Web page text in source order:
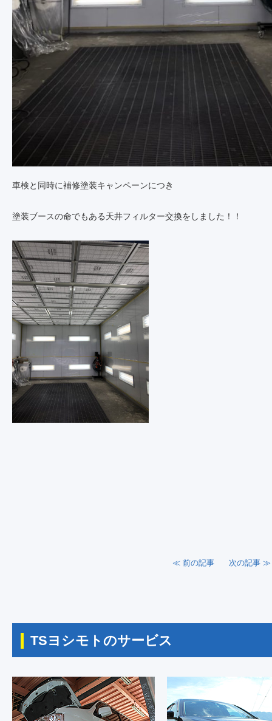
車検と同時に補修塗装キャンペーンにつき
塗装ブースの命でもある天井フィルター交換をしました！！
≪ 前の記事 次の記事 ≫
TSヨシモトのサービス